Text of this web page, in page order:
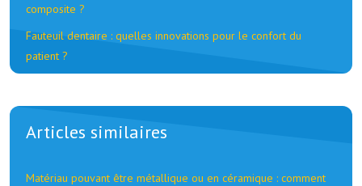
composite ?
Fauteuil dentaire : quelles innovations pour le confort du
patient ?
Articles similaires
Matériau pouvant être métallique ou en céramique : comment